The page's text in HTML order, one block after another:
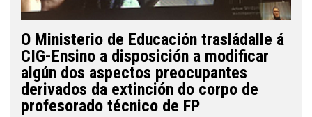
O Ministerio de Educación trasládalle á
CIG-Ensino a disposición a modificar
algún dos aspectos preocupantes
derivados da extinción do corpo de
profesorado técnico de FP